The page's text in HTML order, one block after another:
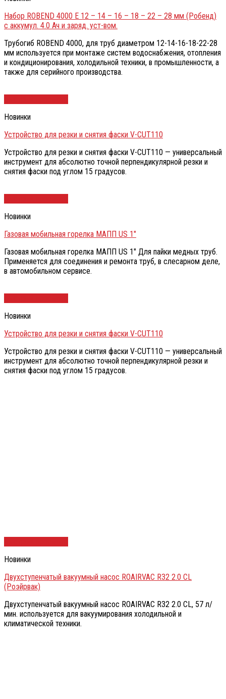
Набор ROBEND 4000 Е 12 – 14 – 16 – 18 – 22 – 28 мм (Робенд)
с аккумул. 4.0 Ач и заряд. уст-вом.
Трубогиб ROBEND 4000, для труб диаметром 12-14-16-18-22-28
мм используется при монтаже систем водоснабжения, отопления
и кондиционирования, холодильной техники, в промышленности, а
также для серийного производства.
Новинки
Устройство для резки и снятия фаски V-CUT110
Устройство для резки и снятия фаски V-CUT110 — универсальный
инструмент для абсолютно точной перпендикулярной резки и
снятия фаски под углом 15 градусов.
Новинки
Газовая мобильная горелка МАПП US 1″
Газовая мобильная горелка МАПП US 1″ Для пайки медных труб.
Применяется для соединения и ремонта труб, в слесарном деле,
в автомобильном сервисе.
Новинки
Устройство для резки и снятия фаски V-CUT110
Устройство для резки и снятия фаски V-CUT110 — универсальный
инструмент для абсолютно точной перпендикулярной резки и
снятия фаски под углом 15 градусов.
Новинки
Двухступенчатый вакуумный насос ROAIRVAC R32 2.0 CL
(Роэйрвак)
Двухступенчатый вакуумный насос ROAIRVAC R32 2.0 CL, 57 л/
мин. используется для вакуумирования холодильной и
климатической техники.